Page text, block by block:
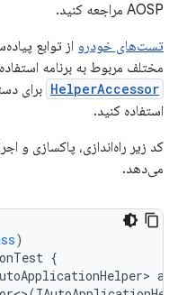
AOSP مراجعه کنید.
تست‌های خودرو از توابع
مختلف مربوط به برنامه
HelperAccessor برای
استفاده کنید.
کد زیر راه‌اندازی، پاکسازی و
می‌دهد.
)
{